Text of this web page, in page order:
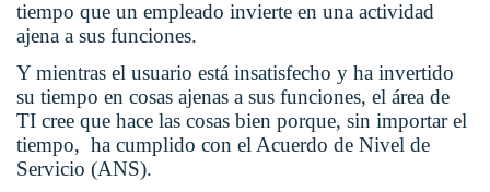
tiempo que un empleado invierte en una actividad
ajena a sus funciones.
Y mientras el usuario está insatisfecho y ha invertido
su tiempo en cosas ajenas a sus funciones, el área de
TI cree que hace las cosas bien porque, sin importar el
tiempo, ha cumplido con el Acuerdo de Nivel de
Servicio (ANS).